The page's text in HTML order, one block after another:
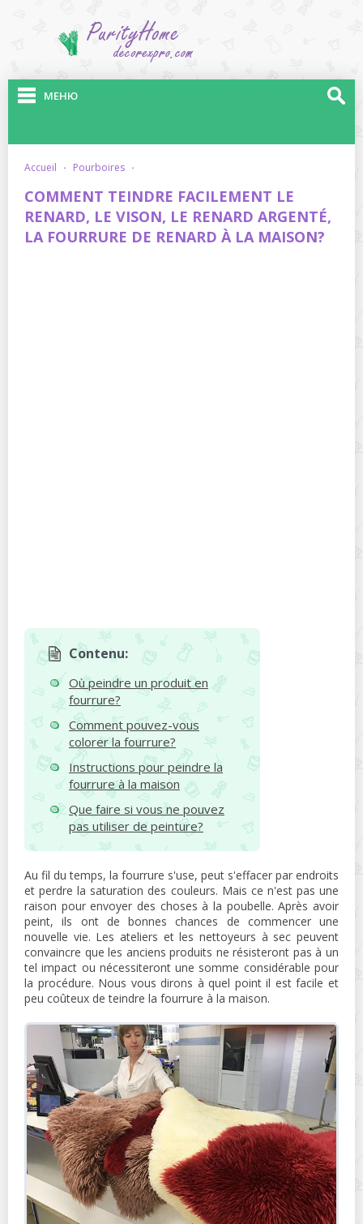
МЕНЮ
accueil · pourboires ·
COMMENT TEINDRE FACILEMENT LE
RENARD, LE VISON, LE RENARD ARGENTÉ,
LA FOURRURE DE RENARD À LA MAISON?
Contenu:
Où peindre un produit en
fourrure?
Comment pouvez-vous
colorer la fourrure?
Instructions pour peindre la
fourrure à la maison
Que faire si vous ne pouvez
pas utiliser de peinture?
Au fil du temps, la fourrure s'use, peut s'effacer par endroits
et perdre la saturation des couleurs. Mais ce n'est pas une
raison pour envoyer des choses à la poubelle. Après avoir
peint, ils ont de bonnes chances de commencer une
nouvelle vie. Les ateliers et les nettoyeurs à sec peuvent
convaincre que les anciens produits ne résisteront pas à un
tel impact ou nécessiteront une somme considérable pour
la procédure. Nous vous dirons à quel point il est facile et
peu coûteux de teindre la fourrure à la maison.